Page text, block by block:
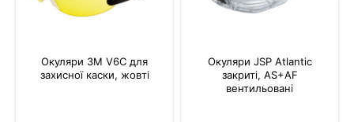
Окуляри 3M V6C для
захисної каски, жовті
Окуляри JSP Atlantic
закриті, AS+AF
вентильовані